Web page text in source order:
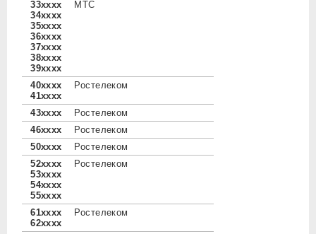
33xxxx
34xxxx
35xxxx
36xxxx
37xxxx
38xxxx
39xxxx
МТС
40xxxx
41xxxx
Ростелеком
43xxxx
Ростелеком
46xxxx
Ростелеком
50xxxx
Ростелеком
52xxxx
53xxxx
54xxxx
55xxxx
Ростелеком
61xxxx
62xxxx
Ростелеком